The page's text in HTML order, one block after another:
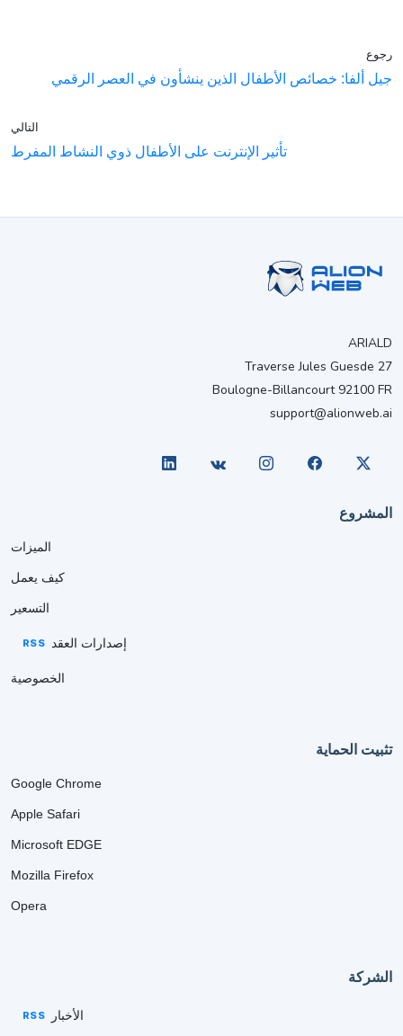
رجوع
جيل ألفا: خصائص الأطفال الذين ينشأون في العصر الرقمي
التالي
تأثير الإنترنت على الأطفال ذوي النشاط المفرط
ARIALD
27 Traverse Jules Guesde
Boulogne-Billancourt 92100 FR
support@alionweb.ai
المشروع
الميزات
كيف يعمل
التسعير
إصدارات العقد RSS
الخصوصية
تثبيت الحماية
Google Chrome
Apple Safari
Microsoft EDGE
Mozilla Firefox
Opera
الشركة
الأخبار RSS